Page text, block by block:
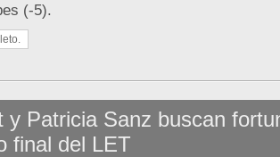
(-5).
y Patricia Sanz buscan
final del LET